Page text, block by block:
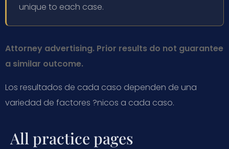
unique to each case.
Attorney advertising. Prior results do not guarantee
a similar outcome.
Los resultados de cada caso dependen de una
variedad de factores ?nicos a cada caso.
All practice pages